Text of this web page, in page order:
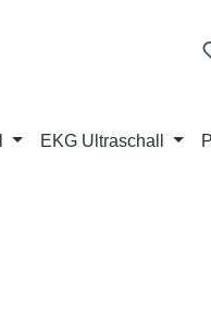
EKG Ultraschall